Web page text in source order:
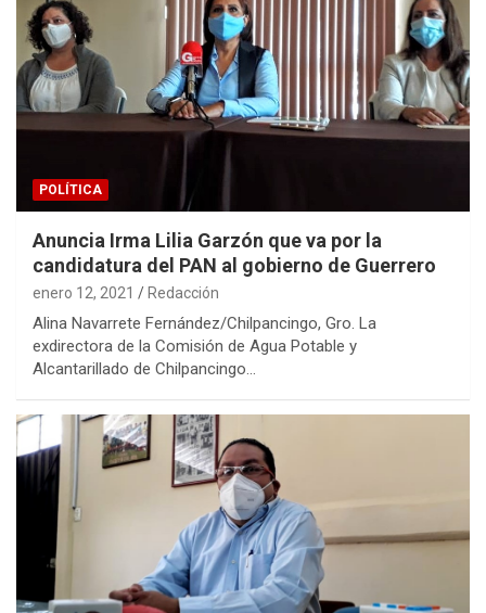
POLÍTICA
Anuncia Irma Lilia Garzón que va por la
candidatura del PAN al gobierno de Guerrero
enero 12, 2021 Redacción
Alina Navarrete Fernández/Chilpancingo, Gro. La
exdirectora de la Comisión de Agua Potable y
Alcantarillado de Chilpancingo…